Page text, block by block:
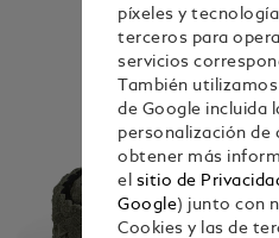
píxeles y
terceros para
servicios
También
de Google incluida
personalización de
obtener más
el sitio de
Google) junto con
Cookies y las de